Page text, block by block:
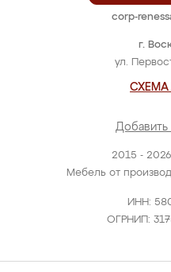
2015 -
Мебель от
ИНН:
ОГРНИП:
г.
ул.
СХЕМА
Добавить
corp-